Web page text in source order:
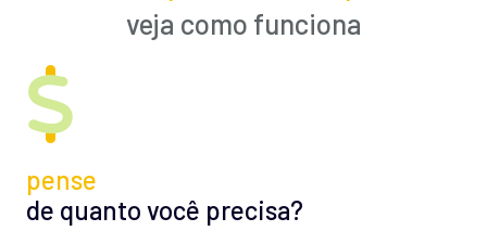
veja como funciona
pense
de quanto você precisa?